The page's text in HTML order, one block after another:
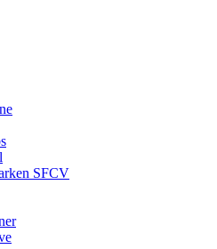
SFCV